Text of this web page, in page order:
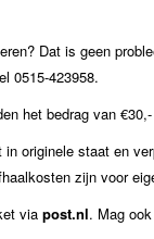
Dat is geen
0515-423958.
het bedrag van
in originele staat en
zijn voor
via post.nl. Mag